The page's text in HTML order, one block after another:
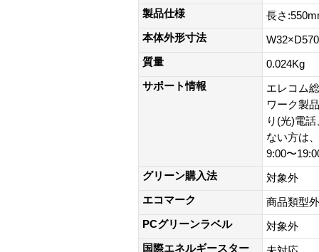
製品仕様
長さ
本体外形寸法
質量
0.024Kg
サポート情報
エレコム
ワーク製
り(光)電
ない方は
9:00〜
グリーン購入法
対象外
エコマーク
商品類型外
PCグリーンラベル
対象外
国際エネルギースター